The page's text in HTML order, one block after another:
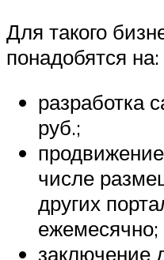
Для такого
понадобятся на:
разработка
руб.;
числе
других
ежемесячно;
заключение